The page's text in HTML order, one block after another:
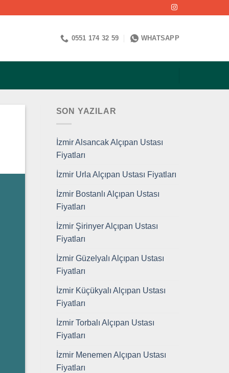
0551 174 32 59 WHATSAPP
SON YAZILAR
İzmir Alsancak Alçıpan Ustası
Fiyatları
İzmir Urla Alçıpan Ustası Fiyatları
İzmir Bostanlı Alçıpan Ustası
Fiyatları
İzmir Şirinyer Alçıpan Ustası
Fiyatları
İzmir Güzelyalı Alçıpan Ustası
Fiyatları
İzmir Küçükyalı Alçıpan Ustası
Fiyatları
İzmir Torbalı Alçıpan Ustası
Fiyatları
İzmir Menemen Alçıpan Ustası
Fiyatları